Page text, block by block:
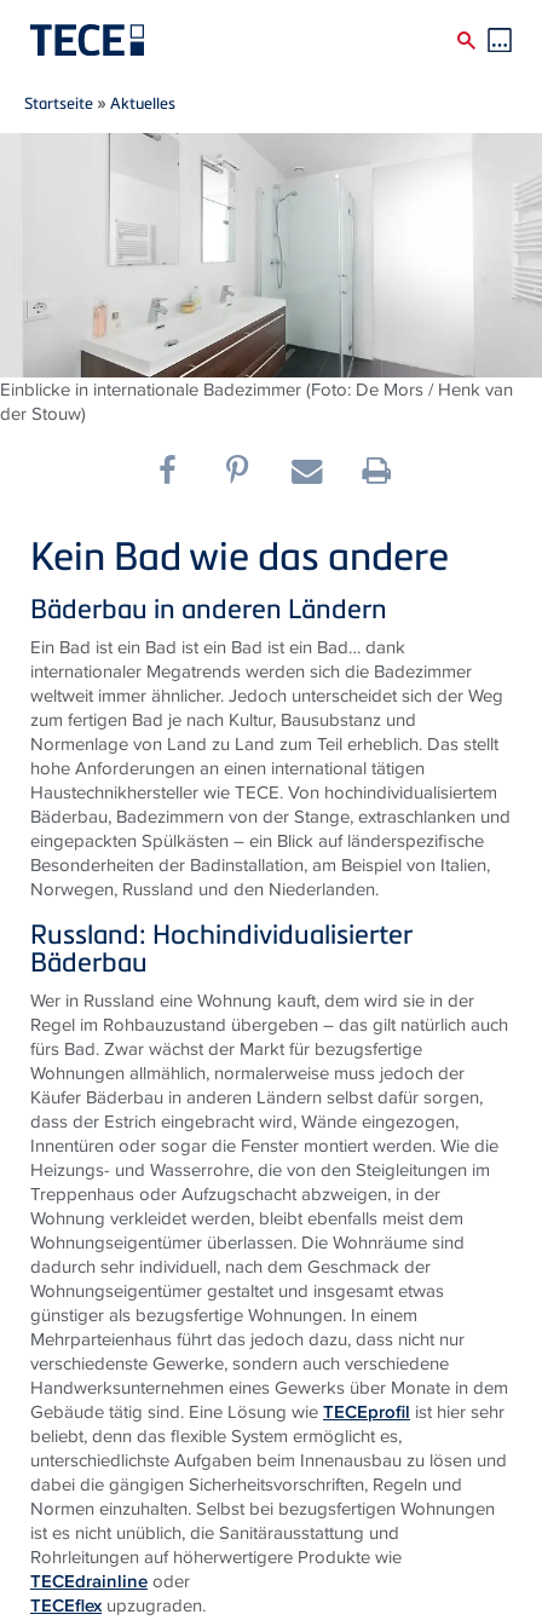
Direkt zum Inhalt
Breadcrumb
Startseite »Aktuelles
Einblicke in internationale Badezimmer (Foto: De Mors / Henk van
der Stouw)
Kein Bad wie das andere
Bäderbau in anderen Ländern
Ein Bad ist ein Bad ist ein Bad ist ein Bad… dank
internationaler Megatrends werden sich die Badezimmer
weltweit immer ähnlicher. Jedoch unterscheidet sich der Weg
zum fertigen Bad je nach Kultur, Bausubstanz und
Normenlage von Land zu Land zum Teil erheblich. Das stellt
hohe Anforderungen an einen international tätigen
Haustechnikhersteller wie TECE. Von hochindividualisiertem
Bäderbau, Badezimmern von der Stange, extraschlanken und
eingepackten Spülkästen – ein Blick auf länderspezifische
Besonderheiten der Badinstallation, am Beispiel von Italien,
Norwegen, Russland und den Niederlanden.
Russland: Hochindividualisierter
Bäderbau
Wer in Russland eine Wohnung kauft, dem wird sie in der
Regel im Rohbauzustand übergeben – das gilt natürlich auch
fürs Bad. Zwar wächst der Markt für bezugsfertige
Wohnungen allmählich, normalerweise muss jedoch der
Käufer Bäderbau in anderen Ländern selbst dafür sorgen,
dass der Estrich eingebracht wird, Wände eingezogen,
Innentüren oder sogar die Fenster montiert werden. Wie die
Heizungs- und Wasserrohre, die von den Steigleitungen im
Treppenhaus oder Aufzugschacht abzweigen, in der
Wohnung verkleidet werden, bleibt ebenfalls meist dem
Wohnungseigentümer überlassen. Die Wohnräume sind
dadurch sehr individuell, nach dem Geschmack der
Wohnungseigentümer gestaltet und insgesamt etwas
günstiger als bezugsfertige Wohnungen. In einem
Mehrparteienhaus führt das jedoch dazu, dass nicht nur
verschiedenste Gewerke, sondern auch verschiedene
Handwerksunternehmen eines Gewerks über Monate in dem
Gebäude tätig sind. Eine Lösung wieTECEprofil ist hier sehr
beliebt, denn das flexible System ermöglicht es,
unterschiedlichste Aufgaben beim Innenausbau zu lösen und
dabei die gängigen Sicherheitsvorschriften, Regeln und
Normen einzuhalten. Selbst bei bezugsfertigen Wohnungen
ist es nicht unüblich, die Sanitärausstattung und
Rohrleitungen auf höherwertigere Produkte wie
TECEdrainlineoder
TECEflex upzugraden.